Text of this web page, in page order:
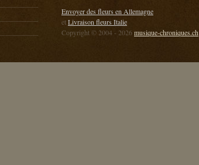
Envoyer des fleurs en Allemagne
etLivraison fleurs Italie
Copyright © 2004 - 2026musique-chroniques.ch